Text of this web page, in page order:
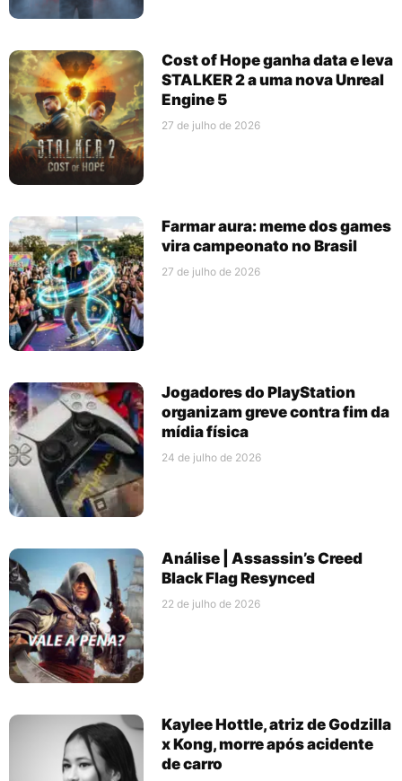
Cost of Hope ganha data e leva
STALKER 2 a uma nova Unreal
Engine 5
27 de julho de 2026
Farmar aura: meme dos games
vira campeonato no Brasil
27 de julho de 2026
Jogadores do PlayStation
organizam greve contra fim da
mídia física
24 de julho de 2026
Análise | Assassin’s Creed
Black Flag Resynced
22 de julho de 2026
Kaylee Hottle, atriz de Godzilla
x Kong, morre após acidente
de carro